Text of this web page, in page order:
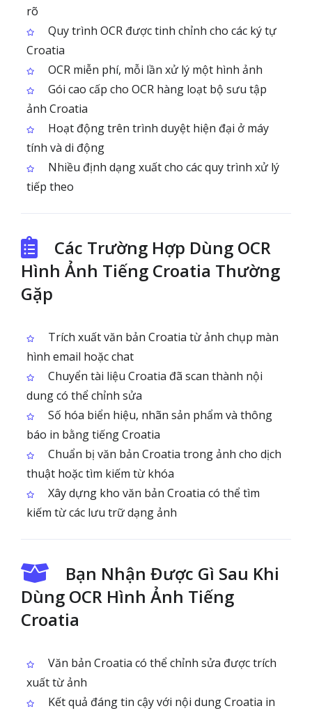
rõ
Quy trình OCR được tinh chỉnh cho các ký tự
Croatia
OCR miễn phí, mỗi lần xử lý một hình ảnh
Gói cao cấp cho OCR hàng loạt bộ sưu tập
ảnh Croatia
Hoạt động trên trình duyệt hiện đại ở máy
tính và di động
Nhiều định dạng xuất cho các quy trình xử lý
tiếp theo
Các Trường Hợp Dùng OCR
Hình Ảnh Tiếng Croatia Thường
Gặp
Trích xuất văn bản Croatia từ ảnh chụp màn
hình email hoặc chat
Chuyển tài liệu Croatia đã scan thành nội
dung có thể chỉnh sửa
Số hóa biển hiệu, nhãn sản phẩm và thông
báo in bằng tiếng Croatia
Chuẩn bị văn bản Croatia trong ảnh cho dịch
thuật hoặc tìm kiếm từ khóa
Xây dựng kho văn bản Croatia có thể tìm
kiếm từ các lưu trữ dạng ảnh
Bạn Nhận Được Gì Sau Khi
Dùng OCR Hình Ảnh Tiếng
Croatia
Văn bản Croatia có thể chỉnh sửa được trích
xuất từ ảnh
Kết quả đáng tin cậy với nội dung Croatia in